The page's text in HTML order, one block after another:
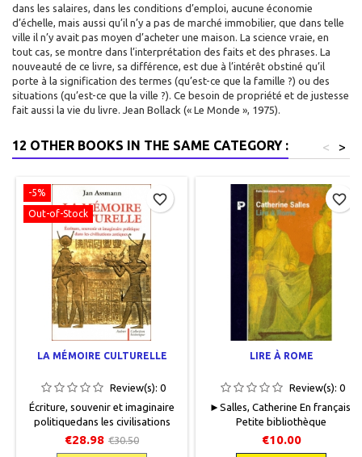
dans les salaires, dans les conditions d’emploi, aucune économie
d’échelle, mais aussi qu’il n’y a pas de marché immobilier, que dans telle
ville il n’y avait pas moyen d’acheter une maison. La science vraie, en
tout cas, se montre dans l’interprétation des faits et des phrases. La
nouveauté de ce livre, sa différence, est due à l’intérêt obstiné qu’il
porte à la signification des termes (qu’est-ce que la famille ?) ou des
situations (qu’est-ce que la ville ?). Ce besoin de propriété et de justesse
fait aussi la vie du livre. Jean Bollack (« Le Monde », 1975).
12 OTHER BOOKS IN THE SAME CATEGORY : >
<
-5%
Out-of-Stock
LA MÉMOIRE CULTURELLE
Review(s): 0
Écriture, souvenir et imaginaire
politiquedans les civilisations
antiques. Assmann, Jan. En
français, Collection historique,
€28.98 €30.50
favorite_border
LIRE À ROME
Review(s): 0
► Salles, Catherine En français,
Petite bibliothèque
Payot/Document 196 Editions
Payot et Rivages 1994, 12,5 x 19
€10.00
favorite_border